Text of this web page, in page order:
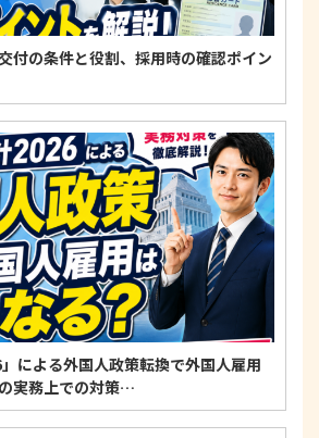
付の条件と役割、採用時の確認ポイン
」による外国人政策転換で外国人雇用
実務上での対策…